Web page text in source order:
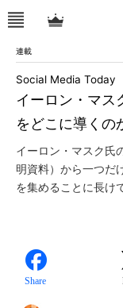
連載
イーロン・マ
をどこに導くの
Social Media Today
イーロン・マスク氏
明資料）から一つだ
を集めることに長け
Share